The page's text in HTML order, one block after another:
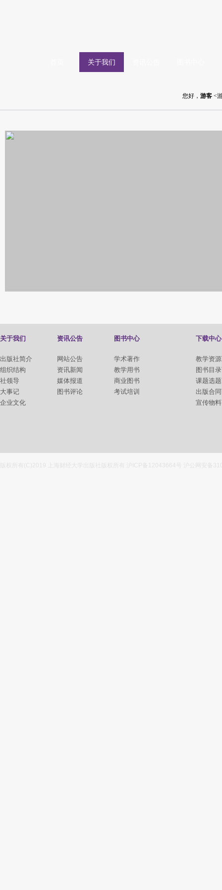
关于我们
您好， 游客 <
关于我们
出版社简介
组织结构
社领导
大事记
企业文化
资讯公告
网站公告
资讯新闻
媒体报道
图书评论
图书中心
学术著作
教学用书
商业图书
考试培训
下载中心
教学资
图书目
课题选
出版合
宣传物